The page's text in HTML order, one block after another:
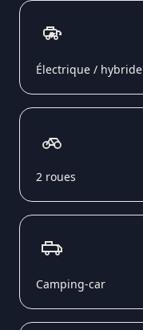
Électrique / hybride
2 roues
Camping-car